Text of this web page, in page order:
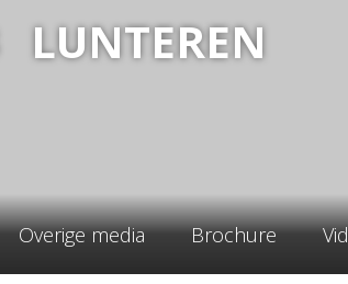
LUNTEREN
Overige media Brochure